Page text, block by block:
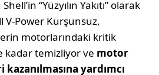
“Yüzyılın Yakıtı” olarak
V-Power Kurşunsuz,
motorlarındaki kritik
kadar temizliyor ve motor
yardımcı